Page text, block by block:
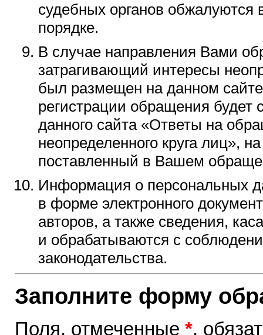
судебных органов обжалуются
порядке.
В случае направления Вами
затрагивающий интересы
был размещен на данном
регистрации обращения
данного сайта «Ответы на
неопределенного круга лиц»,
поставленный в Вашем
Информация о персональных
в форме электронного
авторов, а также сведения,
и обрабатываются с
законодательства.
Заполните форму
Поля, отмеченные *,